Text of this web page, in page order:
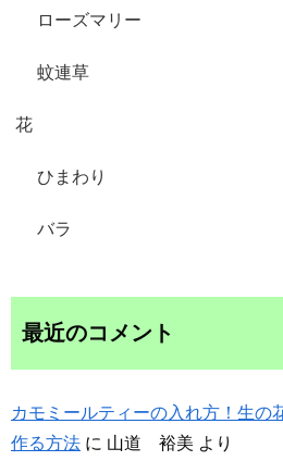
ローズマリー
蚊連草
花
ひまわり
バラ
最近のコメント
カモミールティーの入れ方！生の
作る方法 に 山道 裕美 より